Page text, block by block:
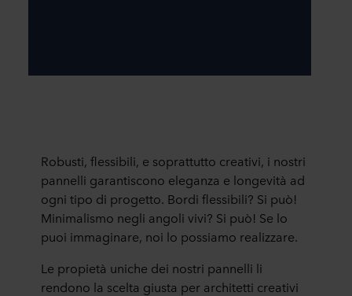
Robusti, flessibili, e soprattutto creativi, i nostri
pannelli garantiscono eleganza e longevità ad
ogni tipo di progetto. Bordi flessibili? Si può!
Minimalismo negli angoli vivi? Si può! Se lo
puoi immaginare, noi lo possiamo realizzare.
Le propietà uniche dei nostri pannelli li
rendono la scelta giusta per architetti creativi